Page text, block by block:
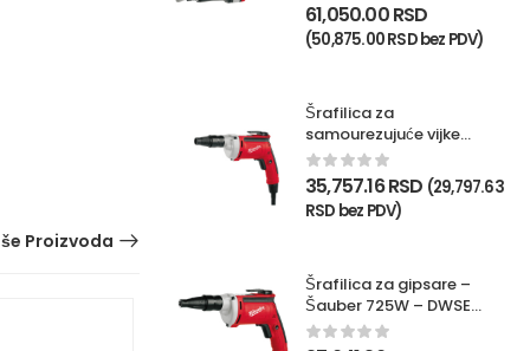
61,050.00RSD
(50,875.00RSDbez PDV)
Šrafilica za
samourezujuće vijke
725W – TKSE 2500Q
35,757.16RSD (29,797.63
RSD bez PDV)
Šrafilica za gipsare –
Šauber 725W – DWSE
4000Q
Proizvoda